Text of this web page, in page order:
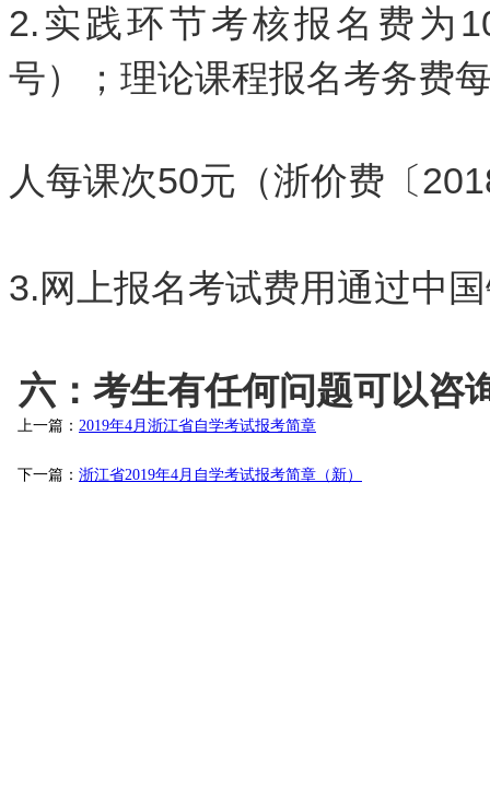
2.实践环节考核报名费为
号）；理论课程报名考务费
人每课次50元（浙价费〔
3.网上报名考试费用通过中
六：考生有任何问题可以咨
上一篇： 2019年4月浙江省自学考试报考简章
下一篇： 浙江省2019年4月自学考试报考简章（新）